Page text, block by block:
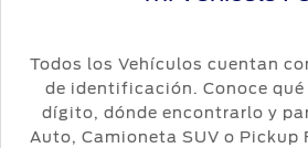
Todos los Vehículos cuentan
de identificación. Conoce qué
dígito, dónde encontrarlo y
Auto, Camioneta SUV o Pickup